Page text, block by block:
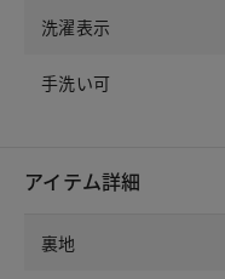
洗濯表示
手洗い可
アイテム詳細
裏地